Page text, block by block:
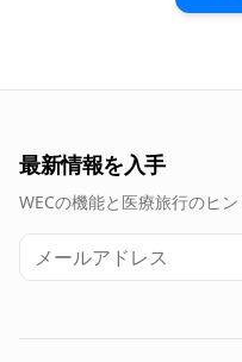
最新情報を入手
WECの機能と医療旅行のヒ